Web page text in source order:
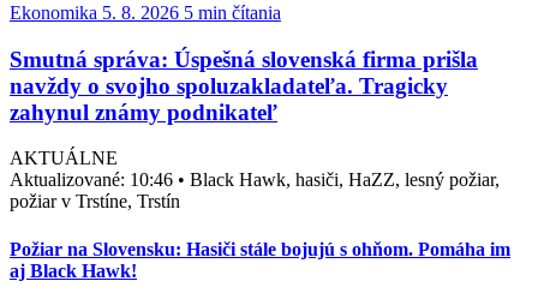
Ekonomika 5. 8. 2026 5 min čítania
Smutná správa: Úspešná slovenská firma prišla
navždy o svojho spoluzakladateľa. Tragicky
zahynul známy podnikateľ
AKTUÁLNE
Aktualizované: 10:46 • Black Hawk, hasiči, HaZZ, lesný požiar,
požiar v Trstíne, Trstín
Požiar na Slovensku: Hasiči stále bojujú s ohňom. Pomáha im
aj Black Hawk!